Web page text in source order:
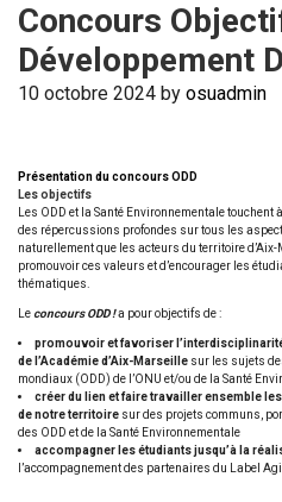
Concours
Développement
10 octobre 2024 by osuadmin
Présentation du concours ODD
Les objectifs
Les ODD et la Santé Environnementale
des répercussions profondes sur tous les
naturellement que les acteurs du territoire
promouvoir ces valeurs et d’encourager les
thématiques.
Le concours ODD !a pour objectifs de :
promouvoir et favoriser
de l’Académie d’Aix-Marseille sur les sujets
mondiaux (ODD) de l’ONU et/ou de la Santé
créer du lien et faire travailler ensemble
de notre territoire sur des projets communs,
des ODD et de la Santé Environnementale
accompagner les étudiants jusqu’à la
l’accompagnement des partenaires du Label